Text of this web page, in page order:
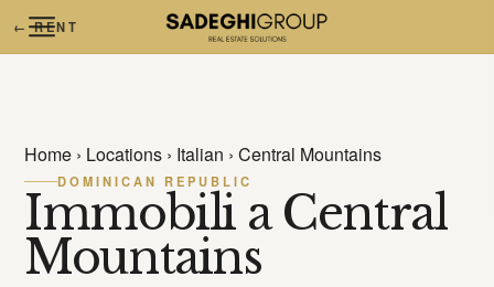
← RENT
Home › Locations › Italian ›Central Mountains
DOMINICAN REPUBLIC
Immobili a Central
Mountains